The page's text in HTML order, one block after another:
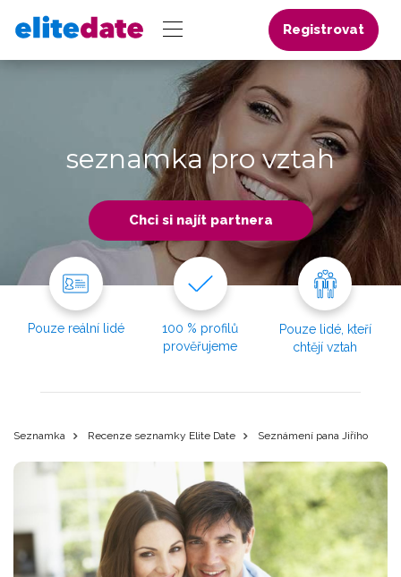
Registrovat
seznamka pro vztah
Chci si najít partnera
Pouze reální lidé
100 % profilů
prověřujeme
Pouze lidé, kteří
chtějí vztah
Seznamka Recenze seznamky Elite Date Seznámení pana Jiřího